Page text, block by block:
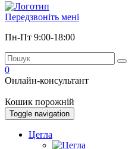
Передзвоніть мені
Пн-Пт 9:00-18:00
0
Онлайн-консультант
Кошик порожній
Toggle navigation
Цегла